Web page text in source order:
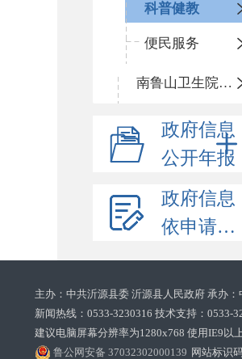
科普健教
便民服务
南鲁山卫生院三岔分院
政府信息
公开年报
政府信息
依申请公开
主办：中共沂源县委 沂源县人民政府 承办
新闻热线：0533-3230316 技术支持：0533-
建议电脑屏幕分辨率为1280x768 使用IE9以
鲁公网安备 37032302000139 网站标识